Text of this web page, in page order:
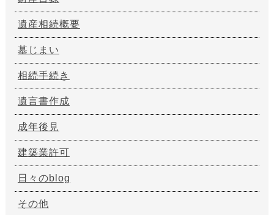
遺産相続概要
墓じまい
相続手続き
遺言書作成
成年後見
建築業許可
日々のblog
その他